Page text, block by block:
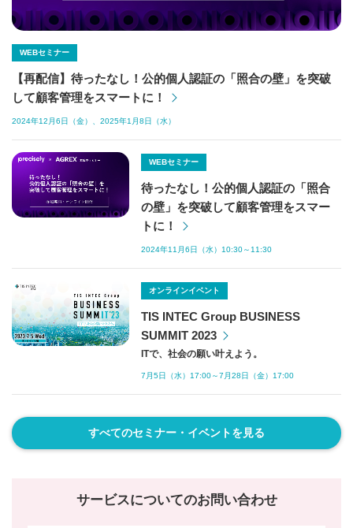
WEBセミナー
【再配信】待ったなし！公的個人認証の「照合の壁」を突破
して顧客管理をスマートに！
2024年12月6日（金）、2025年1月8日（水）
WEBセミナー
待ったなし！公的個人認証の「照合
の壁」を突破して顧客管理をスマー
トに！
2024年11月6日（水）10:30～11:30
オンラインイベント
TIS INTEC Group BUSINESS
SUMMIT 2023
ITで、社会の願い叶えよう。
7月5日（水）17:00～7月28日（金）17:00
すべてのセミナー・イベントを見る
サービスについてのお問い合わせ